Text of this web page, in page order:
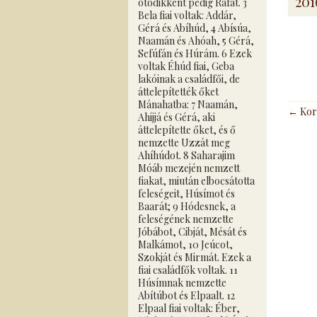
ötödikként pedig Ráfát. 3
Bela fiai voltak: Addár,
Gérá és Abíhúd, 4 Abísúa,
Naamán és Ahóah, 5 Gérá,
Sefúfán és Húrám. 6 Ezek
voltak Éhúd fiai, Geba
lakóinak a családfői, de
áttelepítették őket
Mánahatba: 7 Naamán,
Ahijjá és Gérá, aki
áttelepítette őket, és ő
nemzette Uzzát meg
Ahíhúdot. 8 Saharajim
Móáb mezején nemzett
fiakat, miután elbocsátotta
feleségeit, Húsímot és
Baarát; 9 Hódesnek, a
feleségének nemzette
Jóbábot, Cibját, Mésát és
Malkámot, 10 Jeúcot,
Szokját és Mirmát. Ezek a
fiai családfők voltak. 11
Húsímnak nemzette
Abítúbot és Elpaalt. 12
Elpaal fiai voltak: Éber,
←